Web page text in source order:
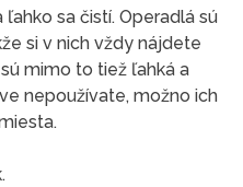
sa čistí. Operadlá sú
si v nich vždy nájdete
mimo to tiež ľahká a
nepoužívate, možno ich